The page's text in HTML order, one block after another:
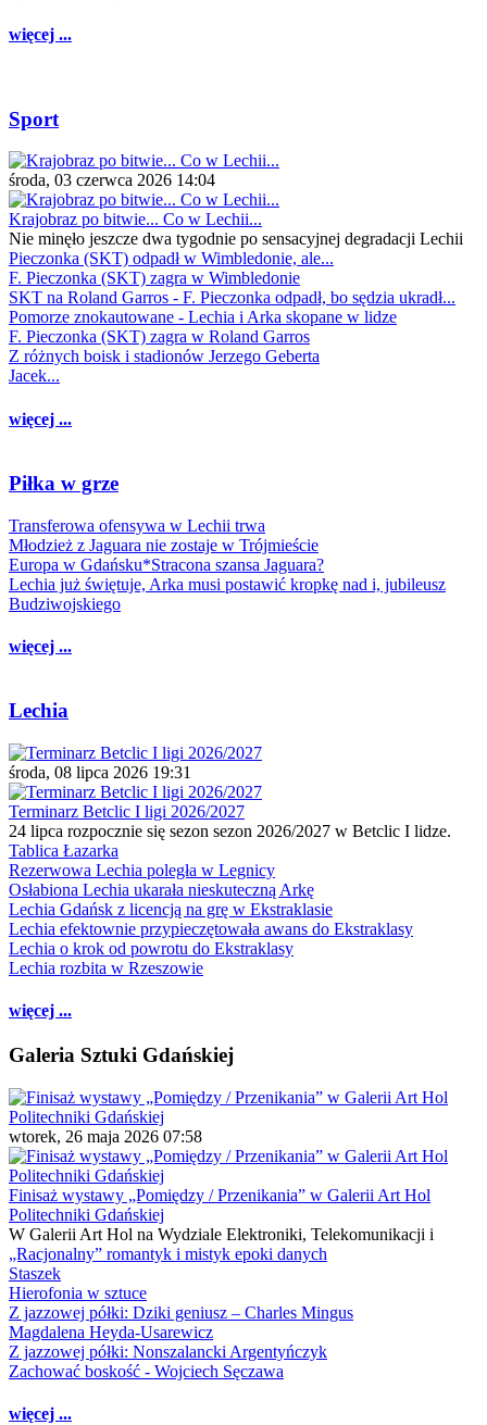
więcej ...
Sport
środa, 03 czerwca 2026 14:04
Krajobraz po bitwie... Co w Lechii...
Nie minęło jeszcze dwa tygodnie po sensacyjnej degradacji Lechii
Pieczonka (SKT) odpadł w Wimbledonie, ale...
F. Pieczonka (SKT) zagra w Wimbledonie
SKT na Roland Garros - F. Pieczonka odpadł, bo sędzia ukradł...
Pomorze znokautowane - Lechia i Arka skopane w lidze
F. Pieczonka (SKT) zagra w Roland Garros
Z różnych boisk i stadionów Jerzego Geberta
Jacek...
więcej ...
Piłka w grze
Transferowa ofensywa w Lechii trwa
Młodzież z Jaguara nie zostaje w Trójmieście
Europa w Gdańsku*Stracona szansa Jaguara?
Lechia już świętuje, Arka musi postawić kropkę nad i, jubileusz
Budziwojskiego
więcej ...
Lechia
środa, 08 lipca 2026 19:31
Terminarz Betclic I ligi 2026/2027
24 lipca rozpocznie się sezon sezon 2026/2027 w Betclic I lidze.
Tablica Łazarka
Rezerwowa Lechia poległa w Legnicy
Osłabiona Lechia ukarała nieskuteczną Arkę
Lechia Gdańsk z licencją na grę w Ekstraklasie
Lechia efektownie przypieczętowała awans do Ekstraklasy
Lechia o krok od powrotu do Ekstraklasy
Lechia rozbita w Rzeszowie
więcej ...
Galeria Sztuki Gdańskiej
wtorek, 26 maja 2026 07:58
Finisaż wystawy „Pomiędzy / Przenikania” w Galerii Art Hol
Politechniki Gdańskiej
W Galerii Art Hol na Wydziale Elektroniki, Telekomunikacji i
„Racjonalny” romantyk i mistyk epoki danych
Staszek
Hierofonia w sztuce
Z jazzowej półki: Dziki geniusz – Charles Mingus
Magdalena Heyda-Usarewicz
Z jazzowej półki: Nonszalancki Argentyńczyk
Zachować boskość - Wojciech Sęczawa
więcej ...